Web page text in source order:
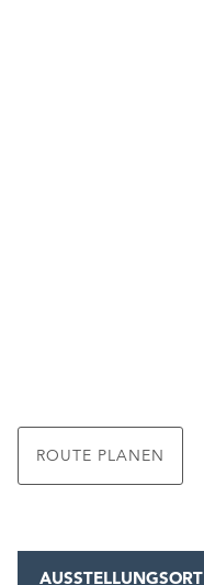
ROUTE PLANEN
AUSSTELLUNGSORT